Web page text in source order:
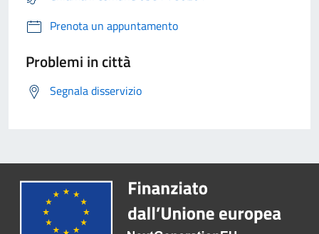
Prenota un appuntamento
Problemi in città
Segnala disservizio